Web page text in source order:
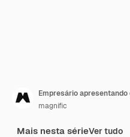
magnific
Mais nesta sérieVer tudo